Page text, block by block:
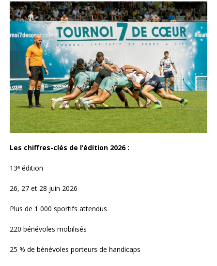
Les chiffres-clés de l’édition 2026 :
13ᵉ édition
26, 27 et 28 juin 2026
Plus de 1 000 sportifs attendus
220 bénévoles mobilisés
25 % de bénévoles porteurs de handicaps